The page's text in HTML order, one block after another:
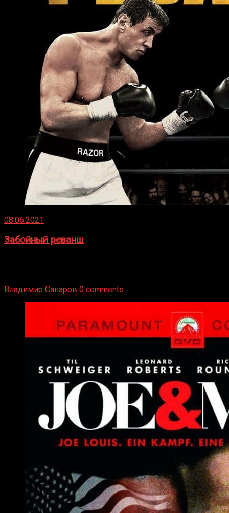
08.06.2021
Забойный реванш
Владимир Сапаров 0 comments